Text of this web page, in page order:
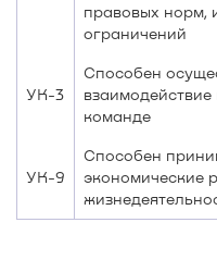
правовых норм,
ограничений
УК-3
Способен
команде
УК-9
Способен
экономические